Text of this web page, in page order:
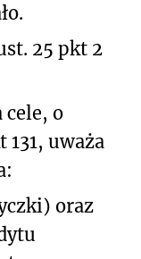
25 pkt 2
cele, o
131, uważa
oraz